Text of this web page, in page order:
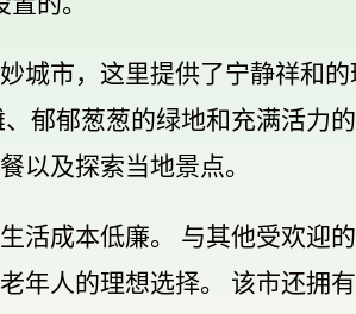
城市，这里提供了宁静祥和
郁郁葱葱的绿地和充满活力
以及探索当地景点。
活成本低廉。 与其他受欢迎
年人的理想选择。 该市还拥